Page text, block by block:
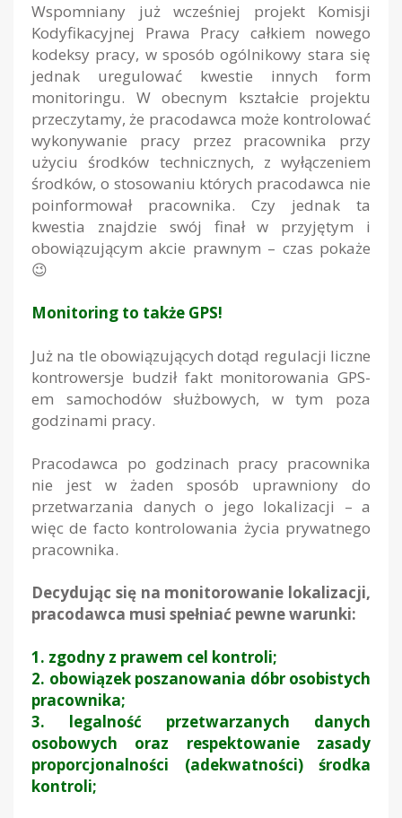
Wspomniany już wcześniej projekt Komisji
Kodyfikacyjnej Prawa Pracy całkiem nowego
kodeksy pracy, w sposób ogólnikowy stara się
jednak uregulować kwestie innych form
monitoringu. W obecnym kształcie projektu
przeczytamy, że pracodawca może kontrolować
wykonywanie pracy przez pracownika przy
użyciu środków technicznych, z wyłączeniem
środków, o stosowaniu których pracodawca nie
poinformował pracownika. Czy jednak ta
kwestia znajdzie swój finał w przyjętym i
obowiązującym akcie prawnym – czas pokaże
😉
Monitoring to także GPS!
Już na tle obowiązujących dotąd regulacji liczne
kontrowersje budził fakt monitorowania GPS-
em samochodów służbowych, w tym poza
godzinami pracy.
Pracodawca po godzinach pracy pracownika
nie jest w żaden sposób uprawniony do
przetwarzania danych o jego lokalizacji – a
więcde facto kontrolowania życia prywatnego
pracownika.
Decydując się na monitorowanie lokalizacji,
pracodawca musi spełniać pewne warunki:
1. zgodny z prawem cel kontroli;
2. obowiązek poszanowania dóbr osobistych
pracownika;
3. legalność przetwarzanych danych
osobowych oraz respektowanie zasady
proporcjonalności (adekwatności) środka
kontroli;